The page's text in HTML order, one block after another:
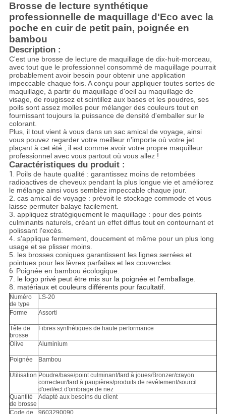
Brosse de lecture synthétique
professionnelle de maquillage d'Eco avec la
poche en cuir de petit pain, poignée en
bambou
Description :
C'est une brosse de lecture de maquillage de dix-huit-morceau,
avec tout que le professionnel consommé de maquillage pourrait
probablement avoir besoin pour obtenir une application
impeccable chaque fois. A conçu pour appliquer toutes sortes de
maquillage, à partir du maquillage d'oeil au maquillage de
visage, de rougissez et scintillez aux bases et les poudres, ses
poils sont assez molles pour mélanger des couleurs tout en
fournissant toujours la puissance de densité d'emballer sur le
colorant.
Plus, il tout vient à vous dans un sac amical de voyage, ainsi
vous pouvez regarder votre meilleur n'importe où votre jet
plaçant à cet été ; il est comme avoir votre propre maquilleur
professionnel avec vous partout où vous allez !
Caractéristiques du produit :
1. Poils de haute qualité : garantissez moins de retombées
radioactives de cheveux pendant la plus longue vie et améliorez
le mélange ainsi vous semblez impeccable chaque jour.
2. cas amical de voyage : prévoit le stockage commode et vous
laisse permuter balaye facilement.
3. appliquez stratégiquement le maquillage : pour des points
culminants naturels, créant un effet diffus tout en contournant et
polissant l'excès.
4. s'applique fermement, doucement et même pour un plus long
usage et se plisser moins.
5. les brosses coniques garantissent les lignes serrées et
pointues pour les lèvres parfaites et les couvercles.
6. Poignée en bambou écologique.
7. le logo privé peut être mis sur la poignée et l'emballage.
8. matériaux et couleurs différents pour facultatif.
Numéro
de type
LS-20
Forme Assorti
Tête de
brosse
Fibres synthétiques de haute performance
Olive Aluminium
Poignée Bambou
Utilisation Poudre/base/point culminant/fard à joues/Bronzer/crayon
correcteur/fard à paupières/produits de revêtement/sourcil
d'oeil/ect d'ombrage de nez
Quantité
de brosse
Adapté aux besoins du client